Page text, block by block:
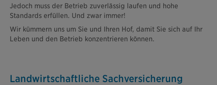
Jedoch muss der Betrieb zuverlässig laufen und hohe
Standards erfüllen. Und zwar immer!
Wir kümmern uns um Sie und Ihren Hof, damit Sie sich auf Ihr
Leben und den Betrieb konzentrieren können.
Landwirtschaftliche Sachversicherung